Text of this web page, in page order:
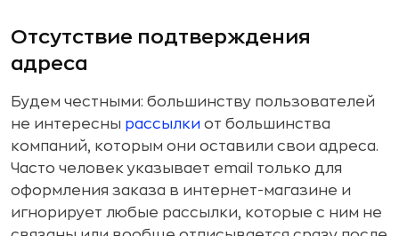
Отсутствие подтверждения
адреса
Будем честными: большинству пользователей
не интересны рассылки от большинства
компаний, которым они оставили свои адреса.
Часто человек указывает email только для
оформления заказа в интернет-магазине и
игнорирует любые рассылки, которые с ним не